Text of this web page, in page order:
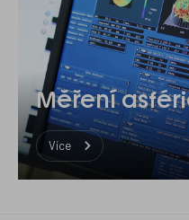
Měření
Více